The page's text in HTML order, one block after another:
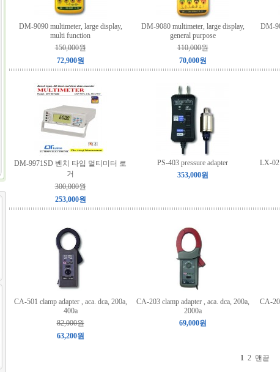
DM-9090 multimeter, large display,
multi function
150,000원
72,900원
DM-9080 multimeter, large display,
general purpose
110,000원
70,000원
DM-
DM-9971SD 벤치 타입 멀티미터 로
거
300,000원
253,000원
PS-403 pressure adapter
353,000원
LX-02
CA-501 clamp adapter , aca. dca, 200a,
400a
82,000원
63,200원
CA-203 clamp adapter , aca. dca, 200a,
2000a
69,000원
CA-
1 2 맨끝